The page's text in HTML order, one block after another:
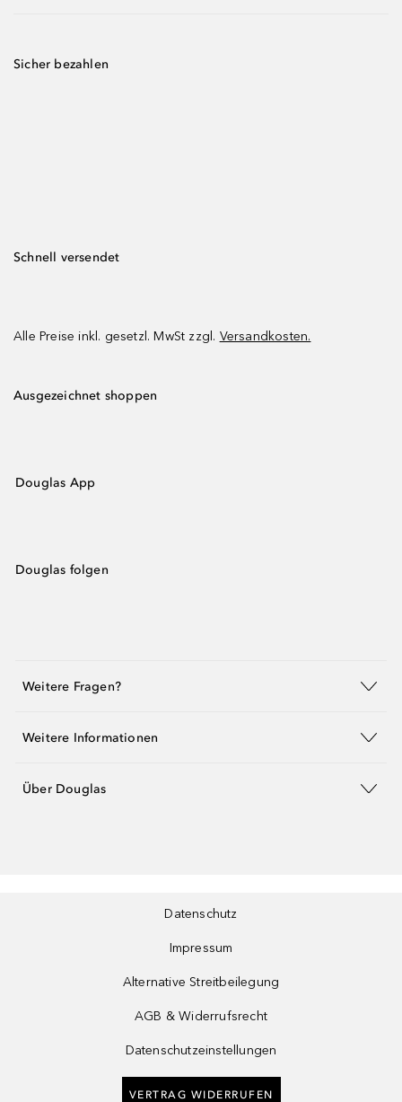
Sicher bezahlen
Schnell versendet
Alle Preise inkl. gesetzl. MwSt zzgl. Versandkosten.
Ausgezeichnet shoppen
Douglas App
Douglas folgen
Weitere Fragen?
Weitere Informationen
Über Douglas
Datenschutz
Impressum
Alternative Streitbeilegung
AGB & Widerrufsrecht
Datenschutzeinstellungen
VERTRAG WIDERRUFEN